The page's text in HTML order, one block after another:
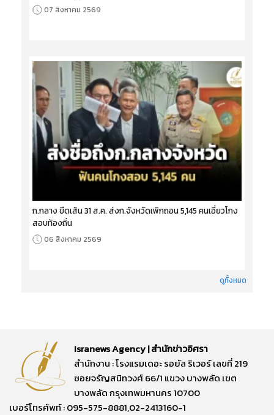
07 สิงหาคม 2569
ก.กลาง ขีดเส้น 31 ส.ค. ส่งก.จังหวัดเพิกถอน 5,145 คนเอี่ยวโกง
สอบท้องถิ่น
06 สิงหาคม 2569
ดูทั้งหมด
Isranews Agency | สำนักข่าวอิศรา
สำนักงาน : โรงแรมเดอะ รอยัล ริเวอร์ เลขที่ 219
ซอยจรัญสนิทวงศ์ 66/1 แขวง บางพลัด เขต
บางพลัด กรุงเทพมหานคร 10700
เบอร์โทรศัพท์ : 095-575-8881,02-2413160-1